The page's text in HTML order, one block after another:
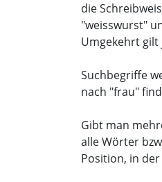
die
"weisswurst"
Umgekehrt gilt
Suchbegriffe
nach "frau"
Gibt man
alle Wörter
Position, in